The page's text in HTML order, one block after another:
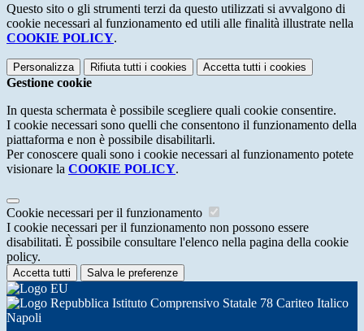
Questo sito o gli strumenti terzi da questo utilizzati si avvalgono di
cookie necessari al funzionamento ed utili alle finalità illustrate nella
COOKIE POLICY.
Personalizza Rifiuta tutti i cookies Accetta tutti i cookies
Gestione cookie
In questa schermata è possibile scegliere quali cookie consentire.
I cookie necessari sono quelli che consentono il funzionamento della
piattaforma e non è possibile disabilitarli.
Per conoscere quali sono i cookie necessari al funzionamento potete
visionare la COOKIE POLICY.
Cookie necessari per il funzionamento
I cookie necessari per il funzionamento non possono essere
disabilitati. È possibile consultare l'elenco nella pagina della cookie
policy.
Accetta tutti Salva le preferenze
Istituto Comprensivo Statale 78 Cariteo Italico
Napoli